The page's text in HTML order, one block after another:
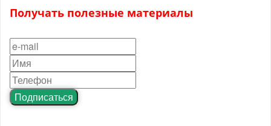
Получать полезные материалы
Подписаться